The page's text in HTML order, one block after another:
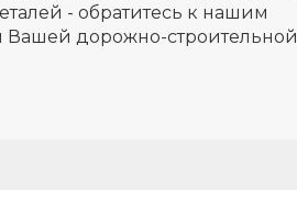
- обратитесь к нашим
Вашей дорожно-строительной